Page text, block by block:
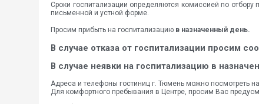
Сроки госпитализации определяются комиссией по
письменной и устной форме.
Просим прибыть на госпитализацию в назначенный день.
В случае отказа от госпитализации просим
В случае неявки на госпитализацию в
Адреса и телефоны гостиниц г. Тюмень можно посмотреть
Для комфортного пребывания в Центре, просим Вас